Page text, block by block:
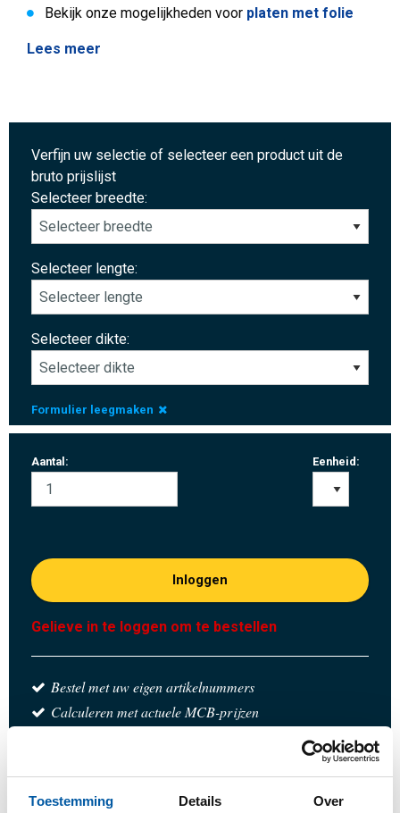
Toestemming Details Over
Bekijk onze mogelijkheden voor platen met folie
Lees meer
Verfijn uw selectie of selecteer een product uit de
bruto prijslijst
Selecteer breedte:
Selecteer lengte:
Selecteer dikte:
Formulier leegmaken
Aantal: Eenheid:
Inloggen
Gelieve in te loggen om te bestellen
Bestel met uw eigen artikelnummers
Calculeren met actuele MCB-prijzen